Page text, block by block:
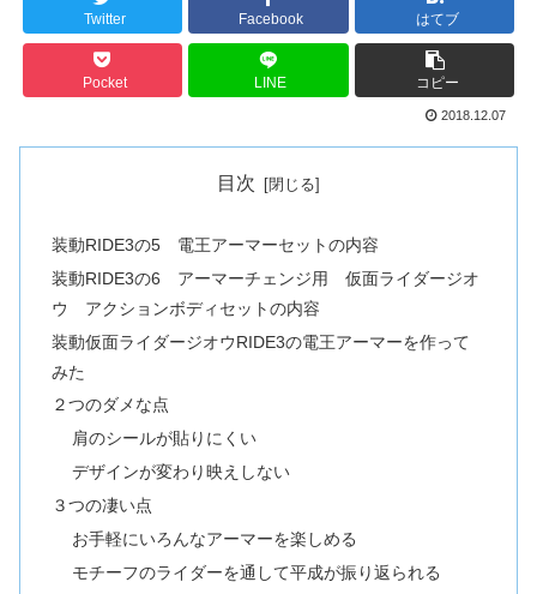
Twitter Facebook はてブ
Pocket LINE コピー
2018.12.07
目次
装動RIDE3の5 電王アーマーセットの内容
装動RIDE3の6 アーマーチェンジ用 仮面ライダージオ
ウ アクションボディセットの内容
装動仮面ライダージオウRIDE3の電王アーマーを作って
みた
２つのダメな点
肩のシールが貼りにくい
デザインが変わり映えしない
３つの凄い点
お手軽にいろんなアーマーを楽しめる
モチーフのライダーを通して平成が振り返られる